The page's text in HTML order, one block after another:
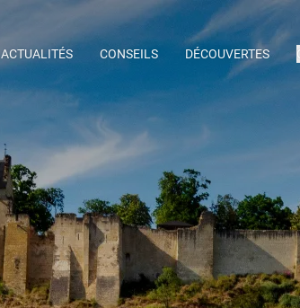
ACTUALITÉS CONSEILS DÉCOUVERTES